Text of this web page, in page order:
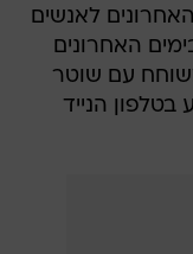
לאנשים
האחרונים
עם שוטר
הנייד